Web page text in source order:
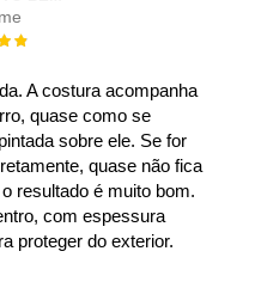
A costura acompanha
quase como se
sobre ele. Se for
quase não fica
resultado é muito bom.
com espessura
proteger do exterior.